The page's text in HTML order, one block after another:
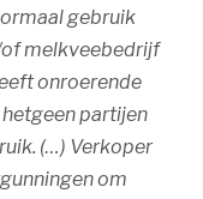
gebruik
of melkveebedrijf
onroerende
partijen
(…) Verkoper
om